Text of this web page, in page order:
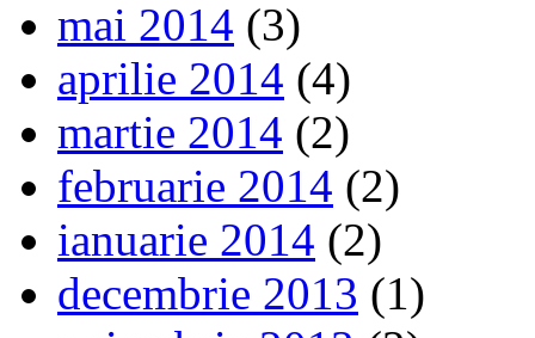
mai 2014 (3)
aprilie 2014 (4)
martie 2014 (2)
februarie 2014 (2)
ianuarie 2014 (2)
decembrie 2013 (1)